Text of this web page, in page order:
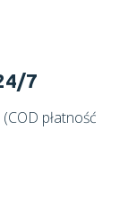
7
płatność